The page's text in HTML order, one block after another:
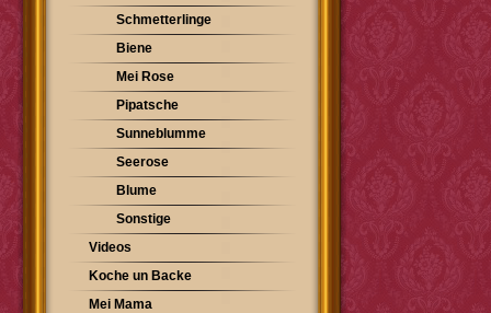
Schmetterlinge
Biene
Mei Rose
Pipatsche
Sunneblumme
Seerose
Blume
Sonstige
Videos
Koche un Backe
Mei Mama